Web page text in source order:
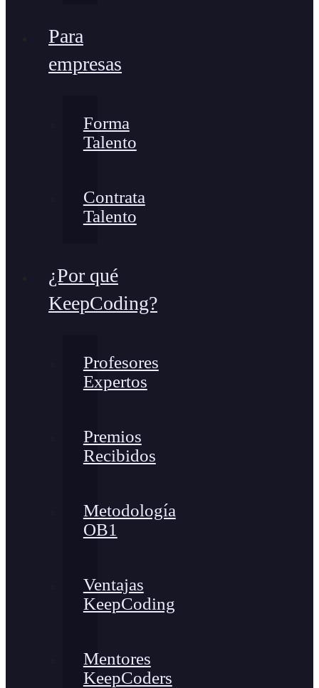
Para
empresas
Forma
Talento
Contrata
Talento
¿Por qué
KeepCoding?
Profesores
Expertos
Premios
Recibidos
Metodología
OB1
Ventajas
KeepCoding
Mentores
KeepCoders